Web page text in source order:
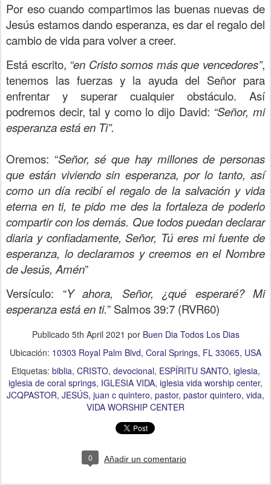
Por eso cuando compartimos las buenas nuevas de
Jesús estamos dando esperanza, es dar el regalo del
cambio de vida para volver a creer.
Está escrito, “en Cristo somos más que vencedores”,
tenemos las fuerzas y la ayuda del Señor para
enfrentar y superar cualquier obstáculo. Así
podremos decir, tal y como lo dijo David: “Señor, mi
esperanza está en Ti”.
Oremos: “Señor, sé que hay millones de personas
que están viviendo sin esperanza, por lo tanto, así
como un día recibí el regalo de la salvación y vida
eterna en ti, te pido me des la fortaleza de poderlo
compartir con los demás. Que todos puedan declarar
diaria y confiadamente, Señor, Tú eres mi fuente de
esperanza, lo declaramos y creemos en el Nombre
de Jesús, Amén”
Versículo: “Y ahora, Señor, ¿qué esperaré? Mi
esperanza está en ti.” Salmos 39:7 (RVR60)
Publicado 5th April 2021 por Buen Dia Todos Los Dias
Ubicación: 10303 Royal Palm Blvd, Coral Springs, FL 33065, USA
Etiquetas: biblia CRISTO devocional ESPÍRITU SANTO iglesia
iglesia de coral springs IGLESIA VIDA iglesia vida worship center
JCQPASTOR JESÚS juan c quintero pastor pastor quintero vida
VIDA WORSHIP CENTER
0 Añadir un comentario